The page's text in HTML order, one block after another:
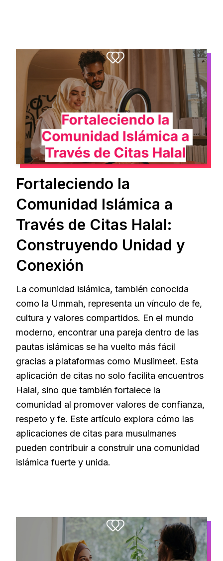
Fortaleciendo la
Comunidad Islámica a
Través de Citas Halal:
Construyendo Unidad y
Conexión
La comunidad islámica, también conocida
como la Ummah, representa un vínculo de fe,
cultura y valores compartidos. En el mundo
moderno, encontrar una pareja dentro de las
pautas islámicas se ha vuelto más fácil
gracias a plataformas como Muslimeet. Esta
aplicación de citas no solo facilita encuentros
Halal, sino que también fortalece la
comunidad al promover valores de confianza,
respeto y fe. Este artículo explora cómo las
aplicaciones de citas para musulmanes
pueden contribuir a construir una comunidad
islámica fuerte y unida.